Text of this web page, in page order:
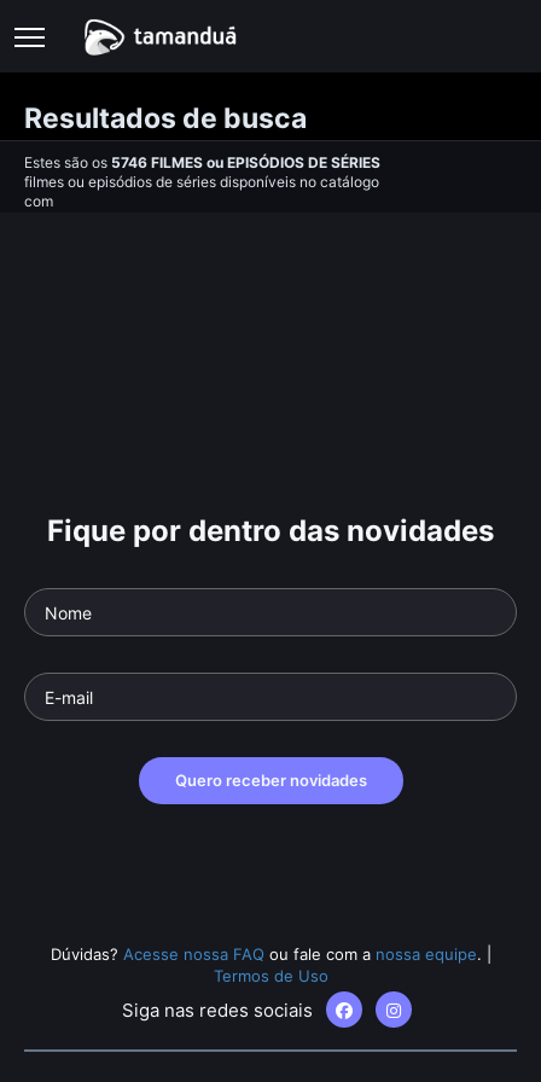
Resultados de busca
Estes são os 5746 FILMES ou EPISÓDIOS DE SÉRIES
filmes ou episódios de séries disponíveis no catálogo
com
Fique por dentro das novidades
Quero receber novidades
Dúvidas? Acesse nossa FAQ ou fale com a nossa equipe.
Termos de Uso
Siga nas redes sociais